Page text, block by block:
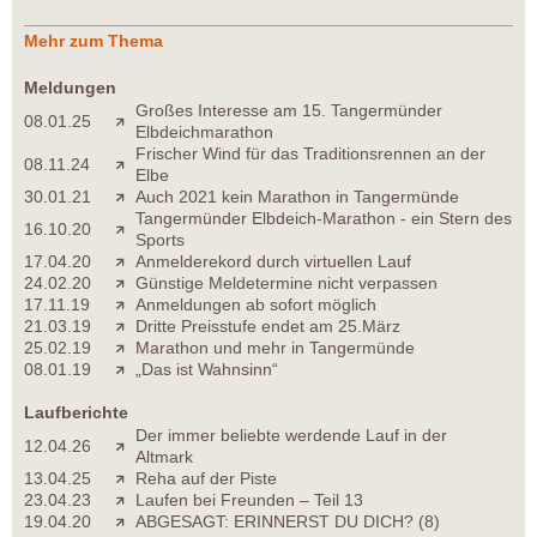
Mehr zum Thema
Meldungen
08.01.25
Großes Interesse am 15. Tangermünder
Elbdeichmarathon
08.11.24
Frischer Wind für das Traditionsrennen an der
Elbe
30.01.21
Auch 2021 kein Marathon in Tangermünde
16.10.20
Tangermünder Elbdeich-Marathon - ein Stern des
Sports
17.04.20
Anmelderekord durch virtuellen Lauf
24.02.20
Günstige Meldetermine nicht verpassen
17.11.19
Anmeldungen ab sofort möglich
21.03.19
Dritte Preisstufe endet am 25.März
25.02.19
Marathon und mehr in Tangermünde
08.01.19
„Das ist Wahnsinn“
Laufberichte
12.04.26
Der immer beliebte werdende Lauf in der
Altmark
13.04.25
Reha auf der Piste
23.04.23
Laufen bei Freunden – Teil 13
19.04.20
ABGESAGT: ERINNERST DU DICH? (8)